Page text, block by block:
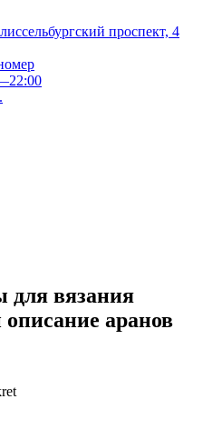
проспект, 4
для вязания
аранов